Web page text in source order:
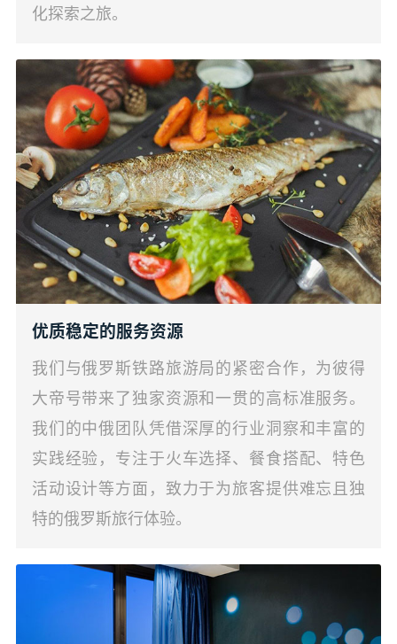
化探索之旅。
优质稳定的服务资源
我们与俄罗斯铁路旅游局的紧密合作，为彼得
大帝号带来了独家资源和一贯的高标准服务。
我们的中俄团队凭借深厚的行业洞察和丰富的
实践经验，专注于火车选择、餐食搭配、特色
活动设计等方面，致力于为旅客提供难忘且独
特的俄罗斯旅行体验。